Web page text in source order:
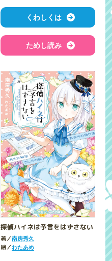
くわしくは
ためし読み
探偵ハイネは予言をはずさない
著／南房秀久
絵／わたあめ